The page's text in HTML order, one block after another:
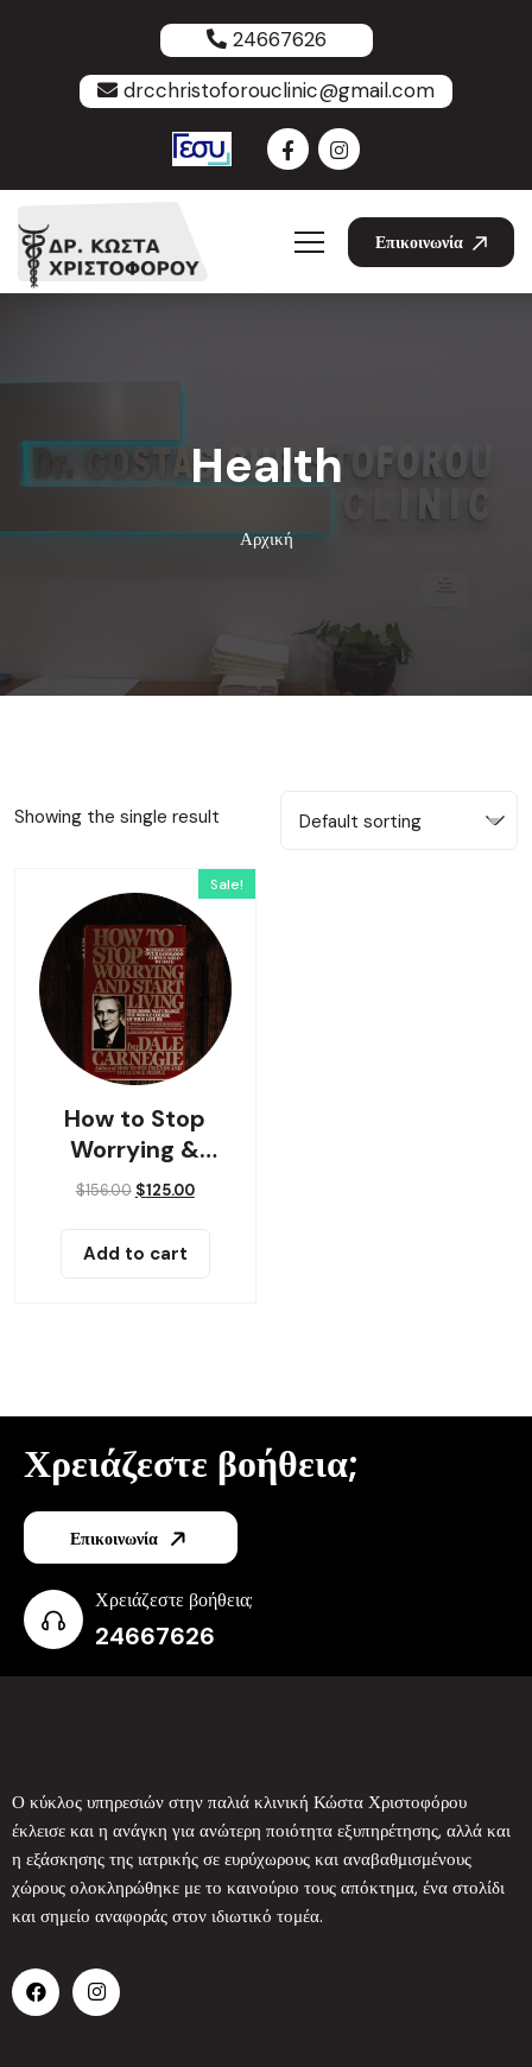
24667626
drcchristoforouclinic@gmail.com
Επικοινωνία
Health
Αρχική
Showing the single result Default sorting
Sale!
How to Stop
Worrying &
Living
$156.00 $125.00
Add to cart
Χρειάζεστε βοήθεια;
Επικοινωνία
Χρειάζεστε βοήθεια;
24667626
Ο κύκλος υπηρεσιών στην παλιά κλινική Κώστα Χριστοφόρου
έκλεισε και η ανάγκη για ανώτερη ποιότητα εξυπηρέτησης, αλλά και
η εξάσκησης της ιατρικής σε ευρύχωρους και αναβαθμισμένους
χώρους ολοκληρώθηκε με το καινούριο τους απόκτημα, ένα στολίδι
και σημείο αναφοράς στον ιδιωτικό τομέα.